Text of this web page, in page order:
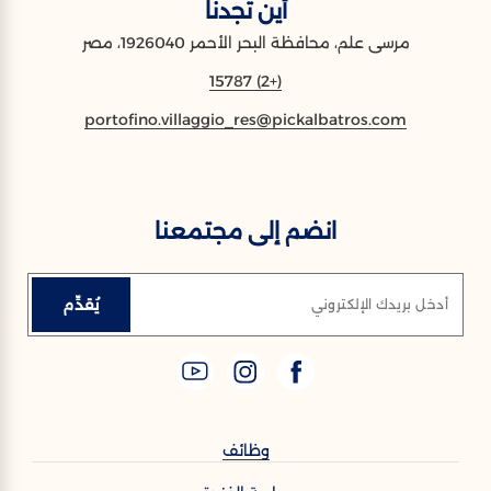
أين تجدنا
مرسى علم، محافظة البحر الأحمر 1926040، مصر
(+2) 15787
portofino.villaggio_res@pickalbatros.com
انضم إلى مجتمعنا
أدخل بريدك الإلكتروني يُقدِّم
وظائف